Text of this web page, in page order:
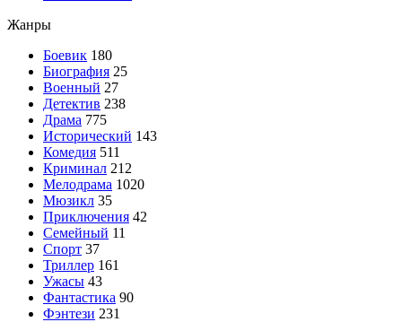
Жанры
Боевик 180
Биография 25
Военный 27
Детектив 238
Драма 775
Исторический 143
Комедия 511
Криминал 212
Мелодрама 1020
Мюзикл 35
Приключения 42
Семейный 11
Спорт 37
Триллер 161
Ужасы 43
Фантастика 90
Фэнтези 231